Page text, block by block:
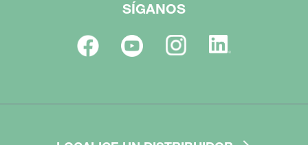
SÍGANOS